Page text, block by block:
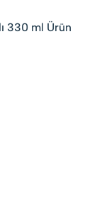
330 ml Ürün